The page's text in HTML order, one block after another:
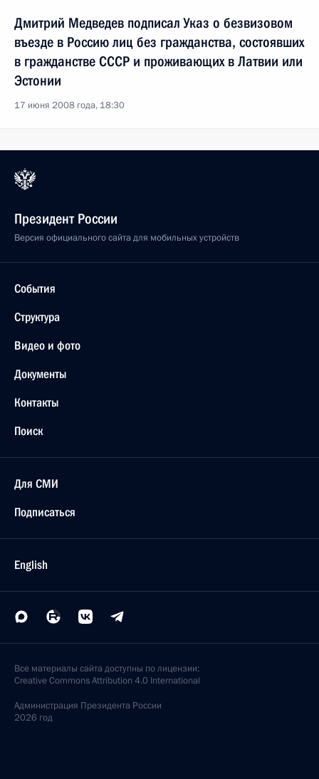
Дмитрий Медведев подписал Указ о безвизовом
въезде в Россию лиц без гражданства, состоявших
в гражданстве СССР и проживающих в Латвии или
Эстонии
17 июня 2008 года, 18:30
Президент России
Версия официального сайта для мобильных устройств
События
Структура
Видео и фото
Документы
Контакты
Поиск
Для СМИ
Подписаться
English
Все материалы сайта доступны по лицензии:
Creative Commons Attribution 4.0 International
Администрация Президента России
2026 год